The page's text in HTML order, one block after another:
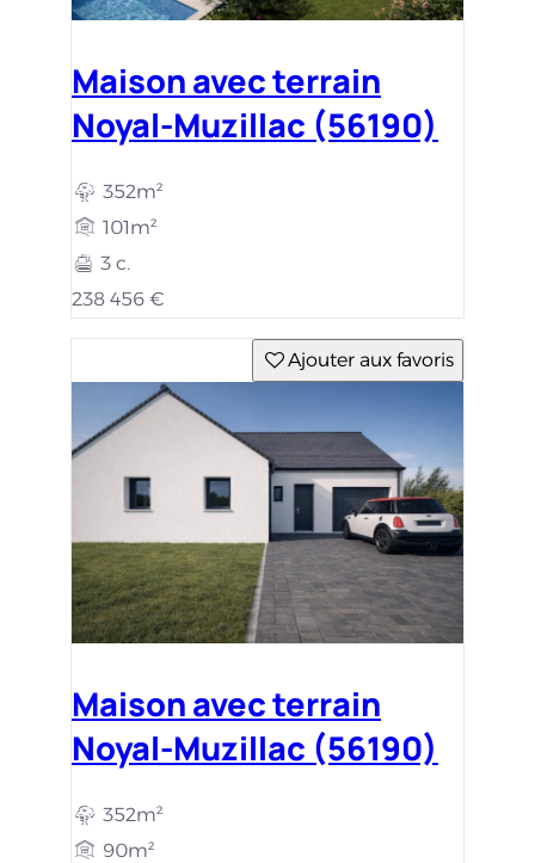
Maison avec terrain
Noyal-Muzillac (56190)
352m²
101m²
3 c.
238 456 €
Ajouter aux favoris
Maison avec terrain
Noyal-Muzillac (56190)
352m²
90m²